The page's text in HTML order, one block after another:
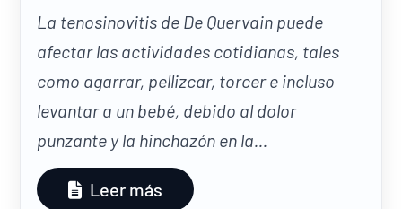
La tenosinovitis de De Quervain puede
afectar las actividades cotidianas, tales
como agarrar, pellizcar, torcer e incluso
levantar a un bebé, debido al dolor
punzante y la hinchazón en la...
Leer más